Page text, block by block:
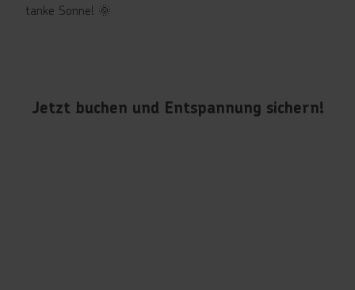
tanke Sonne! 🌞
Jetzt buchen und Entspannung sichern!